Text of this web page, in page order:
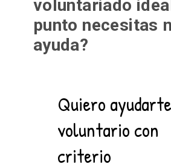
desarrollar algunas
importantes y encontrar
voluntaria.
OK futuro
Vamos a
serios: